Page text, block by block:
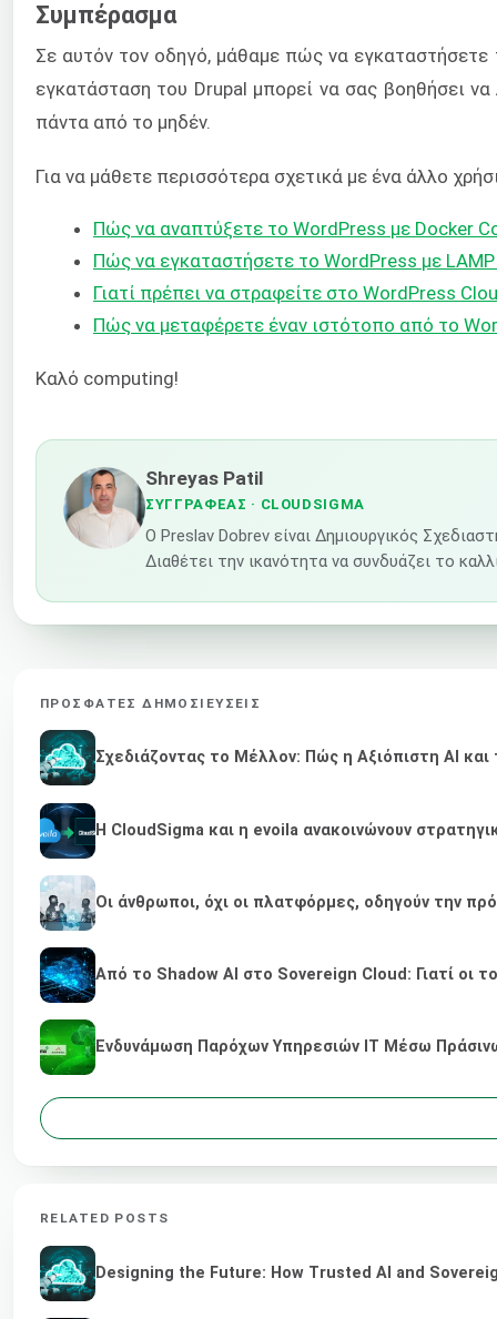
Συμπέρασμα
Σε αυτόν τον οδηγό, μάθαμε πώς να
εγκατάσταση του Drupal μπορεί να σας βοηθήσει
πάντα από το μηδέν.
Για να μάθετε περισσότερα σχετικά με ένα άλλο
Πώς να αναπτύξετε το WordPress με Docker
Πώς να εγκαταστήσετε το WordPress με
Γιατί πρέπει να στραφείτε στο WordPress
Πώς να μεταφέρετε έναν ιστότοπο από το
Καλό computing!
Shreyas Patil
ΣΥΓΓΡΑΦΈΑΣ · CLOUDSIGMA
Ο Preslav Dobrev είναι Δημιουργικός
Διαθέτει την ικανότητα να συνδυάζει το
ΠΡΌΣΦΑΤΕΣ ΔΗΜΟΣΙΕΎΣΕΙΣ
Σχεδιάζοντας το Μέλλον: Πώς η Αξιόπιστη AI
Η CloudSigma και η evoila ανακοινώνουν
Οι άνθρωποι, όχι οι πλατφόρμες, οδηγούν την
Από το Shadow AI στο Sovereign Cloud: Γιατί οι
Ενδυνάμωση Παρόχων Υπηρεσιών IT Μέσω
RELATED POSTS
Designing the Future: How Trusted AI and